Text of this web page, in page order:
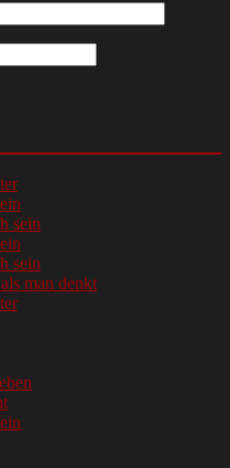
sein
sein
man denkt